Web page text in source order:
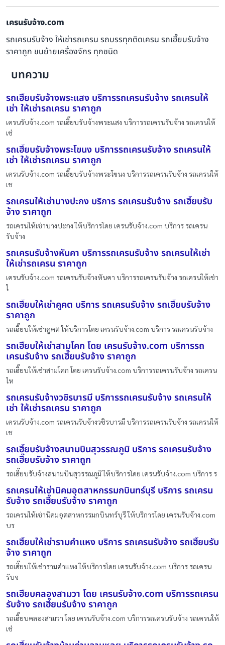
เครนรับจ้าง.com
รถเครนรับจ้าง ให้เช่ารถเครน รถบรรทุกติดเครน รถเฮี๊ยบรับจ้าง
ราคาถูก ขนย้ายเครื่องจักร ทุกชนิด
บทความ
รถเฮี๊ยบรับจ้างพระแสง บริการรถเครนรับจ้าง รถเครนให้
เช่า ให้เช่ารถเครน ราคาถูก
เครนรับจ้าง.com รถเฮี๊ยบรับจ้างพระแสง บริการรถเครนรับจ้าง รถเครนให้
เช่
รถเฮี๊ยบรับจ้างพระโขนง บริการรถเครนรับจ้าง รถเครนให้
เช่า ให้เช่ารถเครน ราคาถูก
เครนรับจ้าง.com รถเฮี๊ยบรับจ้างพระโขนง บริการรถเครนรับจ้าง รถเครนให้
เช
รถเครนให้เช่าบางปะกง บริการ รถเครนรับจ้าง รถเฮี๊ยบรับ
จ้าง ราคาถูก
รถเครนให้เช่าบางปะกง ให้บริการโดย เครนรับจ้าง.com บริการ รถเครน
รับจ้าง
รถเครนรับจ้างหันคา บริการรถเครนรับจ้าง รถเครนให้เช่า
ให้เช่ารถเครน ราคาถูก
เครนรับจ้าง.com รถเครนรับจ้างหันคา บริการรถเครนรับจ้าง รถเครนให้เช่า
ใ
รถเฮี๊ยบให้เช่าคูคต บริการ รถเครนรับจ้าง รถเฮี๊ยบรับจ้าง
ราคาถูก
รถเฮี๊ยบให้เช่าคูคต ให้บริการโดย เครนรับจ้าง.com บริการ รถเครนรับจ้าง
รถเฮี๊ยบให้เช่าสามโคก โดย เครนรับจ้าง.com บริการรถ
เครนรับจ้าง รถเฮี๊ยบรับจ้าง ราคาถูก
รถเฮี๊ยบให้เช่าสามโคก โดย เครนรับจ้าง.com บริการรถเครนรับจ้าง รถเครน
ให
รถเครนรับจ้างวชิรบารมี บริการรถเครนรับจ้าง รถเครนให้
เช่า ให้เช่ารถเครน ราคาถูก
เครนรับจ้าง.com รถเครนรับจ้างวชิรบารมี บริการรถเครนรับจ้าง รถเครนให้
เช
รถเฮี๊ยบรับจ้างสนามบินสุวรรณภูมิ บริการ รถเครนรับจ้าง
รถเฮี๊ยบรับจ้าง ราคาถูก
รถเฮี๊ยบรับจ้างสนามบินสุวรรณภูมิ ให้บริการโดย เครนรับจ้าง.com บริการ ร
รถเครนให้เช่านิคมอุตสาหกรรมกบินทร์บุรี บริการ รถเครน
รับจ้าง รถเฮี๊ยบรับจ้าง ราคาถูก
รถเครนให้เช่านิคมอุตสาหกรรมกบินทร์บุรี ให้บริการโดย เครนรับจ้าง.com
บร
รถเฮี๊ยบให้เช่ารามคำแหง บริการ รถเครนรับจ้าง รถเฮี๊ยบรับ
จ้าง ราคาถูก
รถเฮี๊ยบให้เช่ารามคำแหง ให้บริการโดย เครนรับจ้าง.com บริการ รถเครน
รับจ
รถเฮี๊ยบคลองสามวา โดย เครนรับจ้าง.com บริการรถเครน
รับจ้าง รถเฮี๊ยบรับจ้าง ราคาถูก
รถเฮี๊ยบคลองสามวา โดย เครนรับจ้าง.com บริการรถเครนรับจ้าง รถเครนให้
เช่